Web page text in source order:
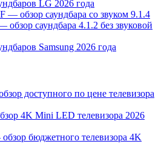
LG 2026 года
— обзор саундбара со звуком 9.1.4
обзор саундбара 4.1.2 без звуковой
Samsung 2026 года
доступного по цене телевизора
4K Mini LED телевизора 2026
бюджетного телевизора 4K